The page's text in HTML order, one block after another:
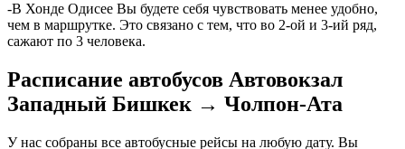
-В Хонде Одисее Вы будете себя чувствовать менее удобно,
чем в маршрутке. Это связано с тем, что во 2-ой и 3-ий ряд,
сажают по 3 человека.
Расписание автобусов Автовокзал
Западный Бишкек → Чолпон-Ата
У нас собраны все автобусные рейсы на любую дату. Вы